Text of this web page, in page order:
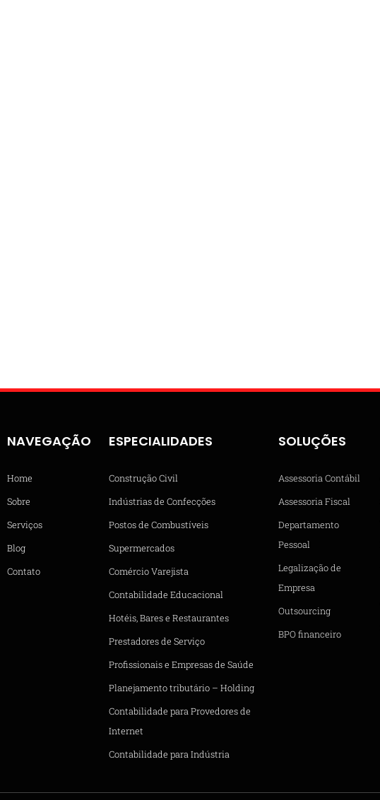
NAVEGAÇÃO
Home
Sobre
Serviços
Blog
Contato
ESPECIALIDADES
Construção Civil
Indústrias de Confecções
Postos de Combustíveis
Supermercados
Comércio Varejista
Contabilidade Educacional
Hotéis, Bares e Restaurantes
Prestadores de Serviço
Profissionais e Empresas de Saúde
Planejamento tributário – Holding
Contabilidade para Provedores de
Internet
Contabilidade para Indústria
SOLUÇÕES
Assessoria Contábil
Assessoria Fiscal
Departamento
Pessoal
Legalização de
Empresa
Outsourcing
BPO financeiro